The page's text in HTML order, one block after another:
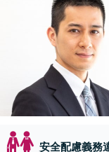
安全配慮義務